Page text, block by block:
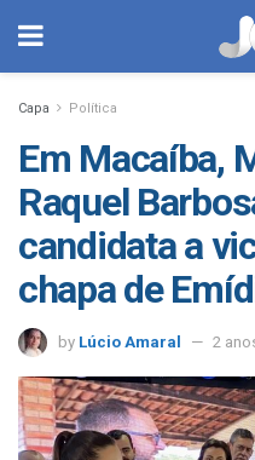
Capa Política
Em Macaíba,
Raquel
candidata a
chapa de
by Lúcio Amaral 2